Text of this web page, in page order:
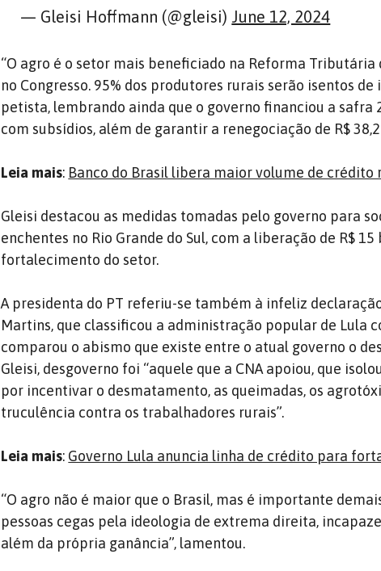
— Gleisi Hoffmann (@gleisi) June 12, 2024
“O agro é o setor mais beneficiado na Reforma Tributária
no Congresso. 95% dos produtores rurais serão isentos de
petista, lembrando ainda que o governo financiou a safra
com subsídios, além de garantir a renegociação de R$
Leia mais: Banco do Brasil libera maior volume de crédito
Gleisi destacou as medidas tomadas pelo governo para
enchentes no Rio Grande do Sul, com a liberação de R$
fortalecimento do setor.
A presidenta do PT referiu-se também à infeliz
Martins, que classificou a administração popular de Lula
comparou o abismo que existe entre o atual governo o
Gleisi, desgoverno foi “aquele que a CNA apoiou, que
por incentivar o desmatamento, as queimadas, os
truculência contra os trabalhadores rurais”.
Leia mais: Governo Lula anuncia linha de crédito para
“O agro não é maior que o Brasil, mas é importante
pessoas cegas pela ideologia de extrema direita,
além da própria ganância”, lamentou.